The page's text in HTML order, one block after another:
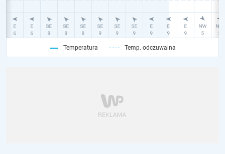
Temperatura Temp. odczuwalna